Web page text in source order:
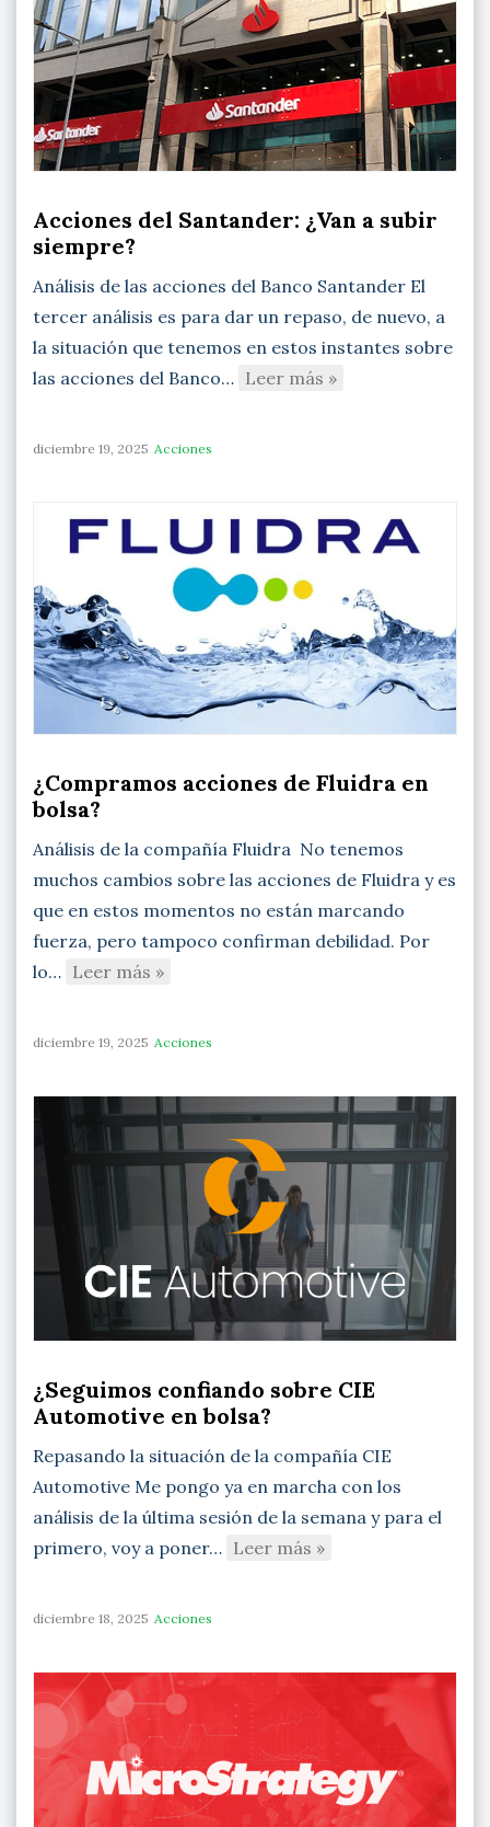
Acciones del Santander: ¿Van a subir
siempre?
Análisis de las acciones del Banco Santander El
tercer análisis es para dar un repaso, de nuevo, a
la situación que tenemos en estos instantes sobre
las acciones del Banco… Leer más »
diciembre 19, 2025 Acciones
¿Compramos acciones de Fluidra en
bolsa?
Análisis de la compañía Fluidra No tenemos
muchos cambios sobre las acciones de Fluidra y es
que en estos momentos no están marcando
fuerza, pero tampoco confirman debilidad. Por
lo… Leer más »
diciembre 19, 2025 Acciones
¿Seguimos confiando sobre CIE
Automotive en bolsa?
Repasando la situación de la compañía CIE
Automotive Me pongo ya en marcha con los
análisis de la última sesión de la semana y para el
primero, voy a poner… Leer más »
diciembre 18, 2025 Acciones